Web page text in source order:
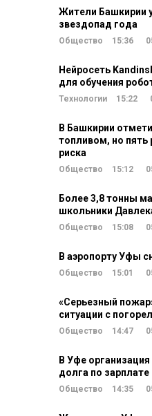
Жители Башкирии
звездопад года
Общество 15:36
Нейросеть
для обучения
Технологии 15:22
В Башкирии
топливом, но пять
риска
Общество 15:12
Более 3,8 тонны
школьники
Общество 15:08
В аэропорту Уфы
Общество 15:01
«Серьезный
ситуации с
Общество 14:47
В Уфе
долга по зарплате
Общество 14:35